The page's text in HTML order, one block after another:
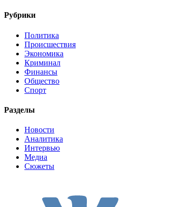
Рубрики
Политика
Происшествия
Экономика
Криминал
Финансы
Общество
Спорт
Разделы
Новости
Аналитика
Интервью
Медиа
Сюжеты